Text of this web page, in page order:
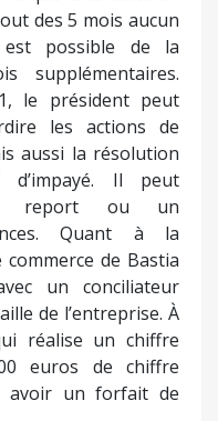
des 5 mois aucun
possible de la
supplémentaires.
le président peut
les actions de
aussi la résolution
Il peut
report ou un
Quant à la
de Bastia
un conciliateur
de l’entreprise. À
réalise un chiffre
euros de chiffre
avoir un forfait de